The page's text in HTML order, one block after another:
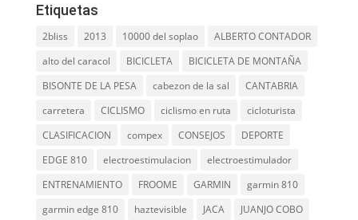
Etiquetas
2bliss 2013 10000 del soplao
ALBERTO CONTADOR
alto del caracol
BICICLETA
BICICLETA DE MONTAÑA
BISONTE DE LA PESA
cabezon de la sal
CANTABRIA
carretera
CICLISMO ciclismo en ruta
cicloturista
CLASIFICACION
compex CONSEJOS
DEPORTE
EDGE 810
electroestimulacion
electroestimulador
ENTRENAMIENTO
FROOME GARMIN
garmin 810
garmin edge 810
haztevisible JACA JUANJO COBO